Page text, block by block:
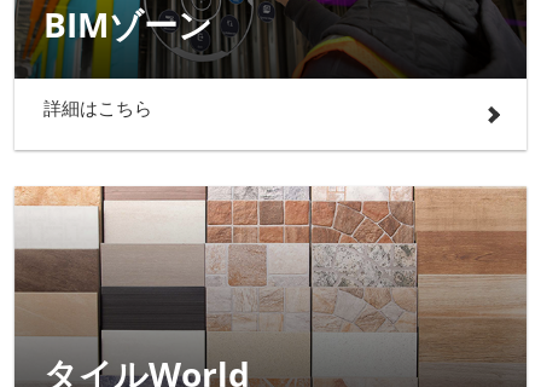
BIMゾーン
詳細はこちら
タイルWorld